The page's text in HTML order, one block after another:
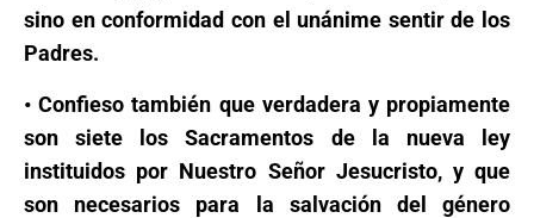
sino en conformidad con el unánime sentir de los
Padres.
• Confieso también que verdadera y propiamente
son siete los Sacramentos de la nueva ley
instituidos por Nuestro Señor Jesucristo, y que
son necesarios para la salvación del género